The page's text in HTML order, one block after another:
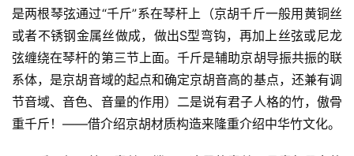
是两根琴弦通过“千斤”系在琴杆上（京胡千斤一般用黄铜丝
或者不锈钢金属丝做成，做出S型弯钩，再加上丝弦或尼龙
弦缠绕在琴杆的第三节上面。千斤是辅助京胡导振共振的联
系体， 是京胡音域的起点和确定京胡音高的基点，还兼有调
节音域、音色、音量的作用）二是说有君子人格的竹，傲骨
重千斤！——借介绍京胡材质构造来隆重介绍中华竹文化。